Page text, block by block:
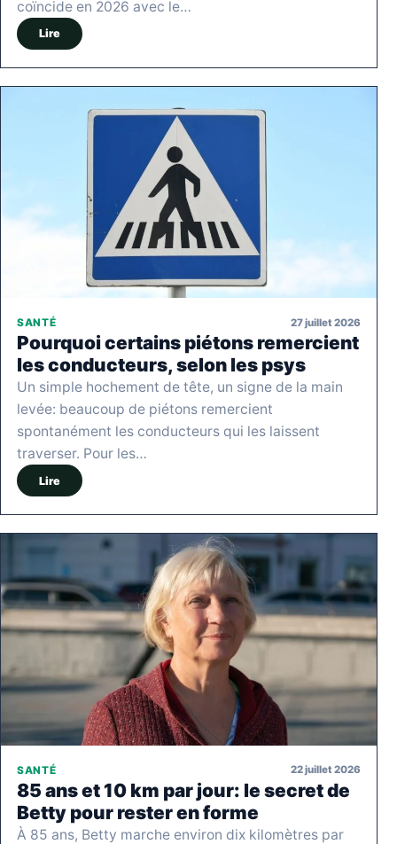
coïncide en 2026 avec le…
Lire
SANTÉ 27 juillet 2026
Pourquoi certains piétons remercient
les conducteurs, selon les psys
Un simple hochement de tête, un signe de la main
levée: beaucoup de piétons remercient
spontanément les conducteurs qui les laissent
traverser. Pour les…
Lire
SANTÉ 22 juillet 2026
85 ans et 10 km par jour: le secret de
Betty pour rester en forme
À 85 ans, Betty marche environ dix kilomètres par